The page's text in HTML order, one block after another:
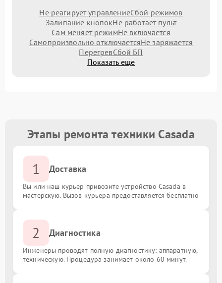
Не реагирует управлениеСбой режимов
Залипание кнопокНе работает пульт
Сам меняет режимНе включается
Самопроизвольно отключаетсяНе заряжается
ПерегревСбой БП
Показать еще
Этапы ремонта техники Casada
1 Доставка
Вы или наш курьер привозите устройство Casada в
мастерскую. Вызов курьера предоставляется бесплатно
2 Диагностика
Инженеры проводят полную диагностику: аппаратную,
техническую. Процедура занимает около 60 минут.